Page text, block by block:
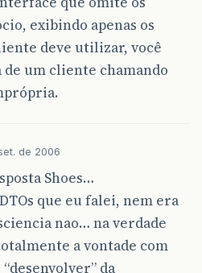
exibindo apenas os
deve utilizar, você
um cliente chamando
de 2006
Shoes…
que eu falei, nem era
nao… na verdade
a vontade com
da